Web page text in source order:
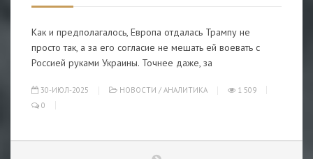
Как и предполагалось, Европа отдалась Трампу не
просто так, а за его согласие не мешать ей воевать с
Россией руками Украины. Точнее даже, за
30-ИЮЛ-2025 НОВОСТИ / АНАЛИТИКА
1 509
0